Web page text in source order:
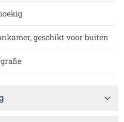
geschikt voor buiten